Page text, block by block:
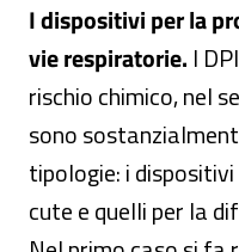
I dispositivi per la
vie respiratorie. I
rischio chimico, nel
sono
tipologie: i
cute e quelli per la